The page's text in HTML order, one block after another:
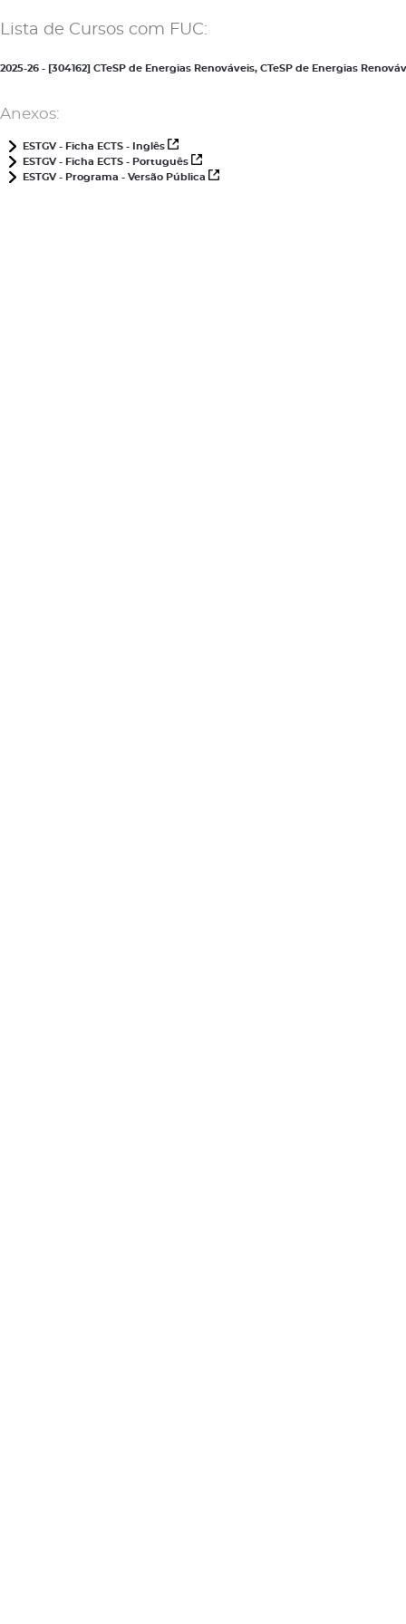
Lista de Cursos com FUC:
2025-26 - [304162] CTeSP de Energias Renováveis, CTeSP de Energias
Anexos:
ESTGV - Ficha ECTS - Inglês
ESTGV - Ficha ECTS - Português
ESTGV - Programa - Versão Pública